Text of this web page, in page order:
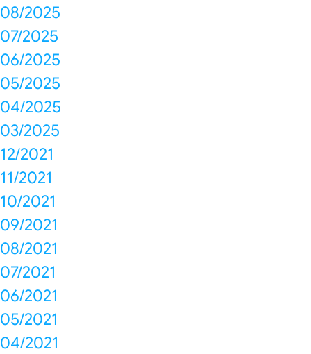
08/2025
07/2025
06/2025
05/2025
04/2025
03/2025
12/2021
11/2021
10/2021
09/2021
08/2021
07/2021
06/2021
05/2021
04/2021